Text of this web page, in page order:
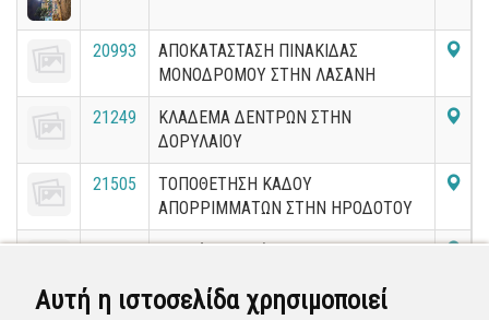
Αυτή η ιστοσελίδα χρησιμοποιεί
20993
ΑΠΟΚΑΤΑΣΤΑΣΗ ΠΙΝΑΚΙΔΑΣ
ΜΟΝΟΔΡΟΜΟΥ ΣΤΗΝ ΛΑΣΑΝΗ
21249
ΚΛΑΔΕΜΑ ΔΕΝΤΡΩΝ ΣΤΗΝ
ΔΟΡΥΛΑΙΟΥ
21505
ΤΟΠΟΘΕΤΗΣΗ ΚΑΔΟΥ
ΑΠΟΡΡΙΜΜΑΤΩΝ ΣΤΗΝ ΗΡΟΔΟΤΟΥ
21761
Υποχώρησε η άσφαλτος και
άσφαλτο.